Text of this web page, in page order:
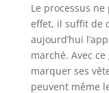
Le processus
effet, il suffit de
aujourd’hui
marché. Avec
marquer ses
peuvent même